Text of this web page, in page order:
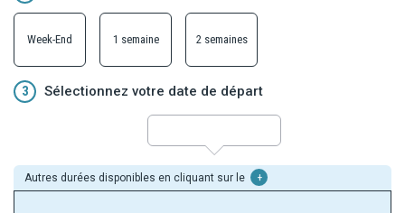
Week-End 1 semaine 2 semaines
3 Sélectionnez votre date de départ
Autres durées disponibles en cliquant sur le +